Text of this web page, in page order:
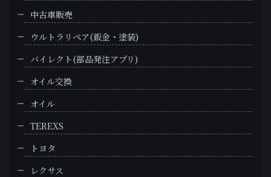
中古車販売
ウルトラリペア(鈑金・塗装)
バイレクト(部品発注アプリ)
オイル交換
オイル
TEREXS
トヨタ
レクサス